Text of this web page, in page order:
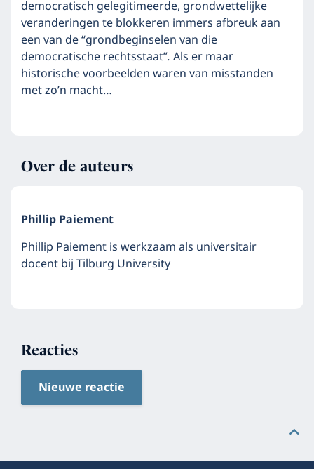
democratisch gelegitimeerde, grondwettelijke
veranderingen te blokkeren immers afbreuk aan
een van de “grondbeginselen van die
democratische rechtsstaat”.Als er maar
historische voorbeelden waren van misstanden
met zo’n macht…
Over de auteurs
Phillip Paiement
Phillip Paiement is werkzaam als universitair
docent bij Tilburg University
Reacties
Nieuwe reactie